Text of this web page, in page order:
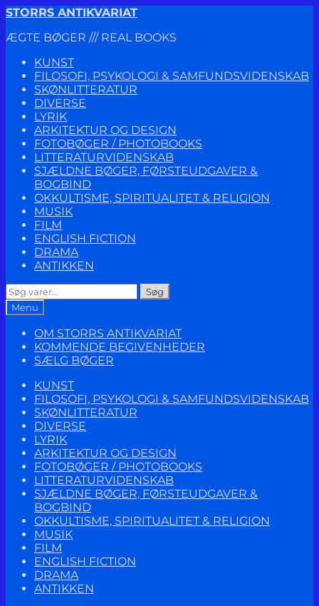
Spring
navigation
Spring
indhold
STORRS ANTIKVARIAT
ÆGTE BØGER /// REAL BOOKS
KUNST
FILOSOFI, PSYKOLOGI & SAMFUNDSVIDENSKAB
SKØNLITTERATUR
DIVERSE
LYRIK
ARKITEKTUR OG DESIGN
FOTOBØGER / PHOTOBOOKS
LITTERATURVIDENSKAB
SJÆLDNE BØGER, FØRSTEUDGAVER &
BOGBIND
OKKULTISME, SPIRITUALITET & RELIGION
MUSIK
FILM
ENGLISH FICTION
DRAMA
ANTIKKEN
Søg
efter:
Søg
Menu
OM STORRS ANTIKVARIAT
KOMMENDE BEGIVENHEDER
SÆLG BØGER
KUNST
FILOSOFI, PSYKOLOGI & SAMFUNDSVIDENSKAB
SKØNLITTERATUR
DIVERSE
LYRIK
ARKITEKTUR OG DESIGN
FOTOBØGER / PHOTOBOOKS
LITTERATURVIDENSKAB
SJÆLDNE BØGER, FØRSTEUDGAVER &
BOGBIND
OKKULTISME, SPIRITUALITET & RELIGION
MUSIK
FILM
ENGLISH FICTION
DRAMA
ANTIKKEN